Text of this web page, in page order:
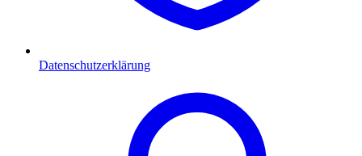
Datenschutzerklärung